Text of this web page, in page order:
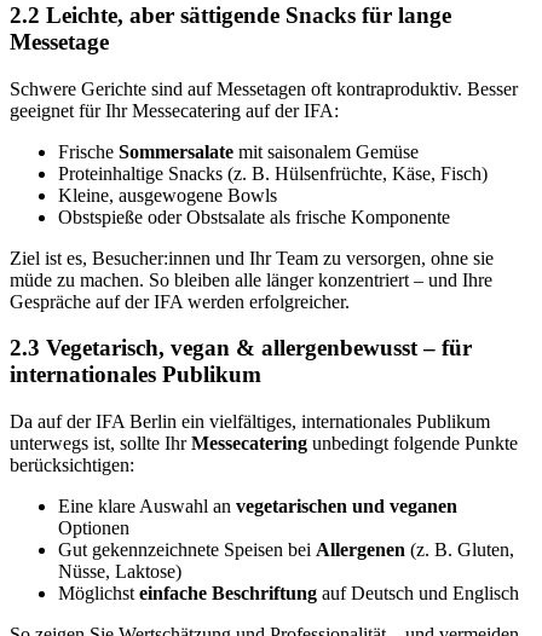
2.2 Leichte, aber sättigende Snacks für lange
Messetage
Schwere Gerichte sind auf Messetagen oft kontraproduktiv. Besser
geeignet für Ihr Messecatering auf der IFA:
Frische Sommersalate mit saisonalem Gemüse
Proteinhaltige Snacks (z. B. Hülsenfrüchte, Käse, Fisch)
Kleine, ausgewogene Bowls
Obstspieße oder Obstsalate als frische Komponente
Ziel ist es, Besucher:innen und Ihr Team zu versorgen, ohne sie
müde zu machen. So bleiben alle länger konzentriert – und Ihre
Gespräche auf der IFA werden erfolgreicher.
2.3 Vegetarisch, vegan & allergenbewusst – für
internationales Publikum
Da auf der IFA Berlin ein vielfältiges, internationales Publikum
unterwegs ist, sollte IhrMessecatering unbedingt folgende Punkte
berücksichtigen:
Eine klare Auswahl an vegetarischen und veganen
Optionen
Gut gekennzeichnete Speisen bei Allergenen (z. B. Gluten,
Nüsse, Laktose)
Möglichst einfache Beschriftung auf Deutsch und Englisch